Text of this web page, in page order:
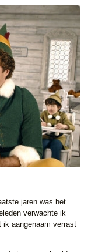
jaren was het
verwachte ik
aangenaam verrast